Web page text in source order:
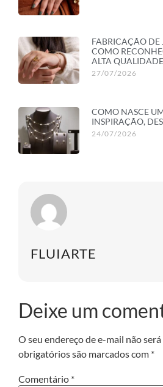
FABRICAÇÃO DE
COMO
ALTA QUALIDADE
27/07/2026
COMO NASCE
INSPIRAÇÃO,
24/07/2026
FLUIARTE
Deixe um
O seu endereço de e-mail não
obrigatórios são marcados com *
Comentário *